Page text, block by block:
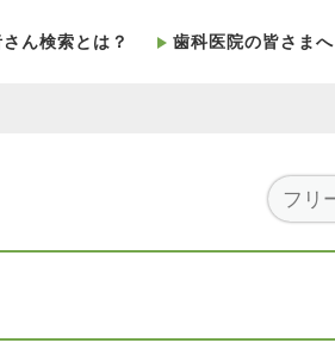
ん検索とは？ 歯科医院の皆さまへ